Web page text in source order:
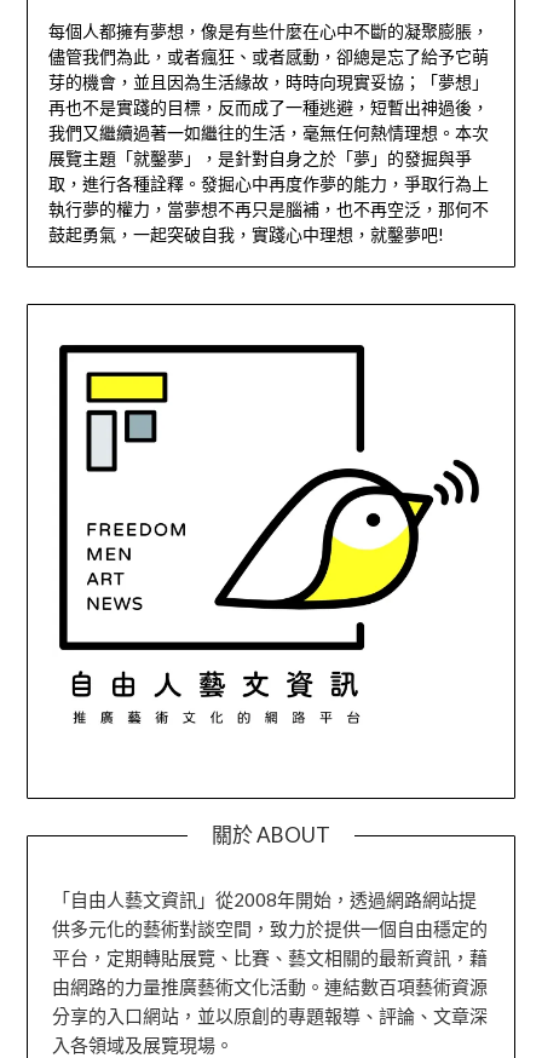
每個人都擁有夢想，像是有些什麼在心中不斷的凝聚膨脹，
儘管我們為此，或者瘋狂、或者感動，卻總是忘了給予它萌
芽的機會，並且因為生活緣故，時時向現實妥協；「夢想」
再也不是實踐的目標，反而成了一種逃避，短暫出神過後，
我們又繼續過著一如繼往的生活，毫無任何熱情理想。本次
展覽主題「就鑿夢」，是針對自身之於「夢」的發掘與爭
取，進行各種詮釋。發掘心中再度作夢的能力，爭取行為上
執行夢的權力，當夢想不再只是腦補，也不再空泛，那何不
鼓起勇氣，一起突破自我，實踐心中理想，就鑿夢吧!
關於 ABOUT
「自由人藝文資訊」從2008年開始，透過網路網站提
供多元化的藝術對談空間，致力於提供一個自由穩定的
平台，定期轉貼展覽、比賽、藝文相關的最新資訊，藉
由網路的力量推廣藝術文化活動。連結數百項藝術資源
分享的入口網站，並以原創的專題報導、評論、文章深
入各領域及展覽現場。